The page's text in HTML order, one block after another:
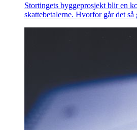
Stortingets byggeprosjekt blir en
skattebetalerne. Hvorfor går det